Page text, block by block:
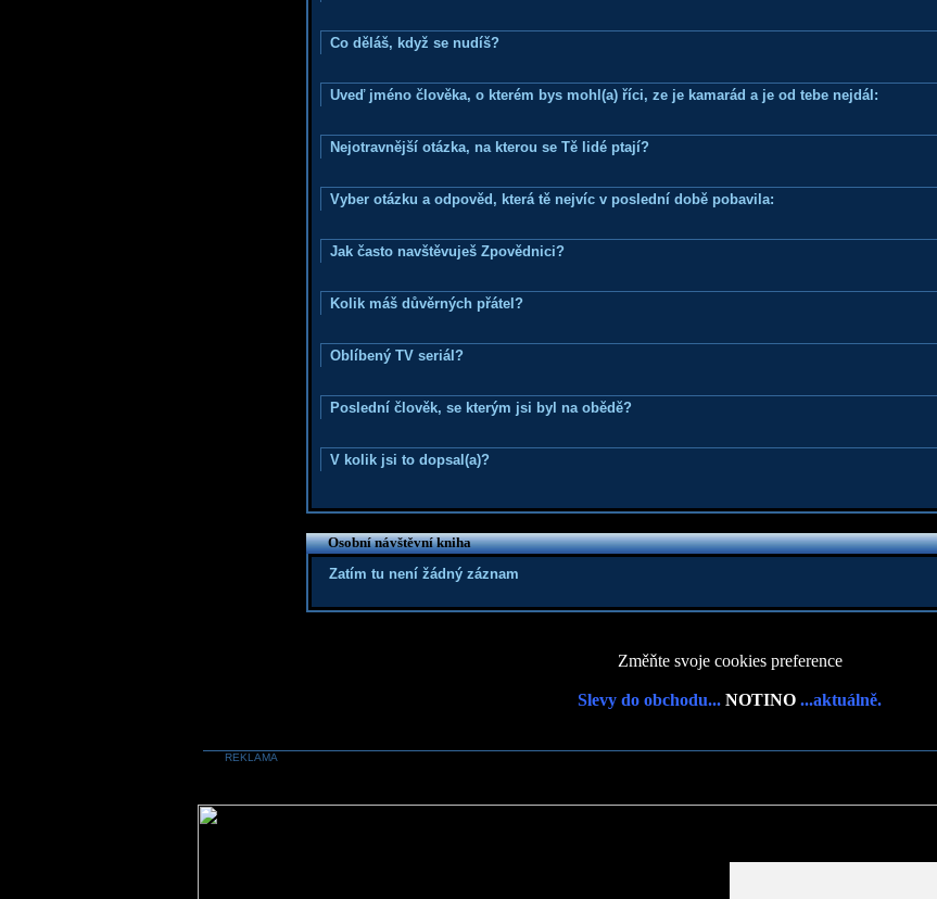
Co děláš, když se nudíš?
Uveď jméno člověka, o kterém bys mohl(a) říci, ze je kamarád a je od tebe nejdál:
Nejotravnější otázka, na kterou se Tě lidé ptají?
Vyber otázku a odpověd, která tě nejvíc v poslední době pobavila:
Jak často navštěvuješ Zpovědnici?
Kolik máš důvěrných přátel?
Oblíbený TV seriál?
Poslední člověk, se kterým jsi byl na obědě?
V kolik jsi to dopsal(a)?
Osobní návštěvní kniha
Zatím tu není žádný záznam
Změňte svoje cookies preference
Slevy do obchodu... NOTINO ...aktuálně.
REKLAMA